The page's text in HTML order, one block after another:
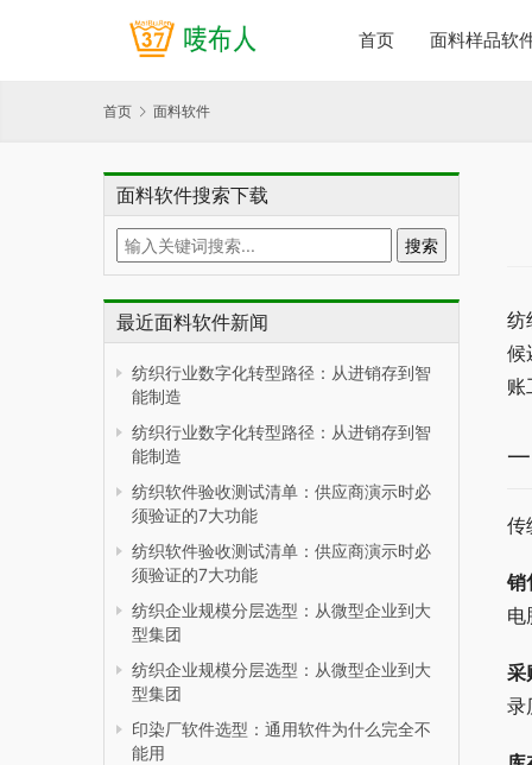
首页 面料样品软
首页 面料软件
面料软件搜索下载
最近面料软件新闻
纺织行业数字化转型路径：从进销存到智
能制造
纺织行业数字化转型路径：从进销存到智
能制造
纺织软件验收测试清单：供应商演示时必
须验证的7大功能
纺织软件验收测试清单：供应商演示时必
须验证的7大功能
纺织企业规模分层选型：从微型企业到大
型集团
纺织企业规模分层选型：从微型企业到大
型集团
印染厂软件选型：通用软件为什么完全不
能用
纺
候
账
传
销
电
采
录